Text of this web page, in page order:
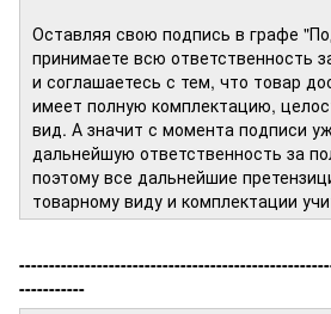
Оставляя свою подпись в графе
принимаете всю ответственность
и соглашаетесь с тем, что товар
имеет полную комплектацию,
вид. А значит с момента подписи
дальнейшую ответственность за
поэтому все дальнейшие
товарному виду и комплектации
-----------